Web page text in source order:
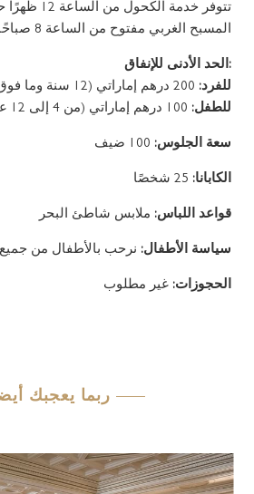
تتوفر خدمة الكحول من الساعة 12 ظهرًا حتى 6 مساءً
المسبح الغربي مفتوح من الساعة 8 صباحًا حتى 7 مساءً
:الحد الأدنى للإنفاق
للفرد:
للطفل:
سعة الجلوس:
الكابانا:
قواعد اللباس: ملابس شاطئ البحر
سياسة الأطفال: نرحب بالأطفال من جميع
الحجوزات: غير مطلوب
ربما يعجبك